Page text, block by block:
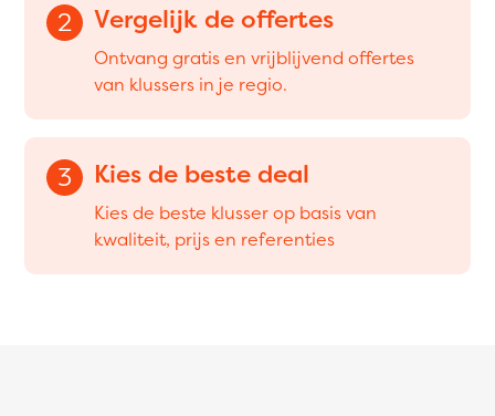
2 Vergelijk de offertes
Ontvang gratis en vrijblijvend offertes
van klussers in je regio.
3 Kies de beste deal
Kies de beste klusser op basis van
kwaliteit, prijs en referenties